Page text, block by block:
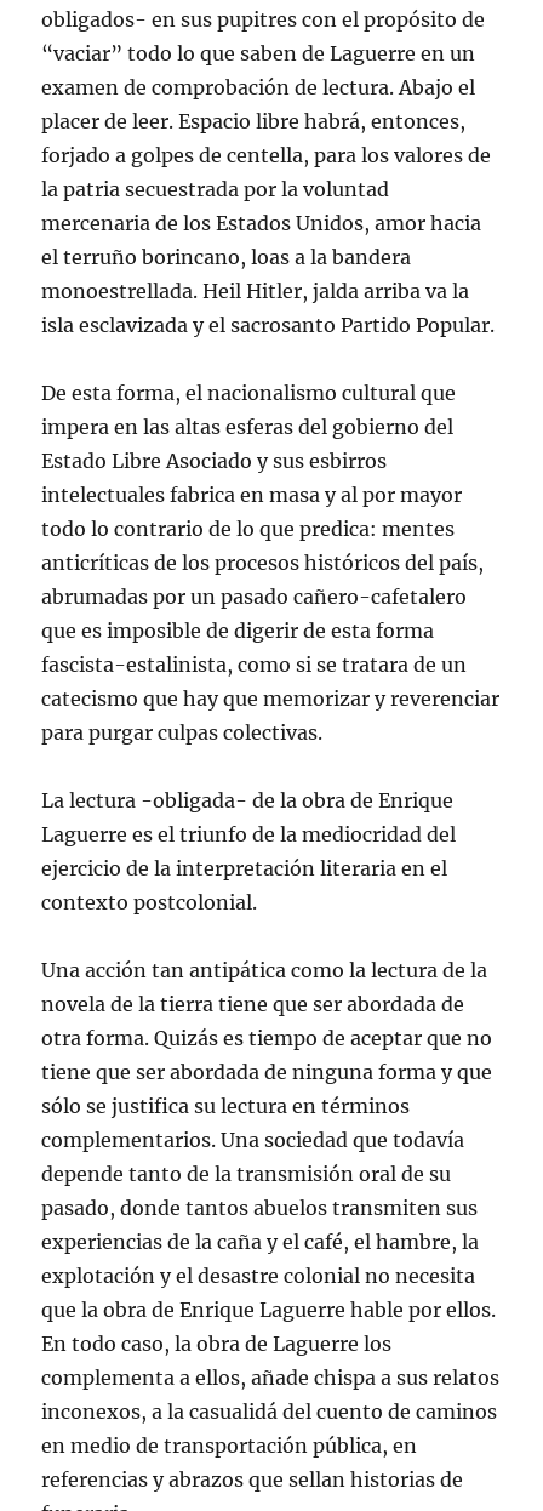
obligados- en sus pupitres con el propósito de
“vaciar” todo lo que saben de Laguerre en un
examen de comprobación de lectura. Abajo el
placer de leer. Espacio libre habrá, entonces,
forjado a golpes de centella, para los valores de
la patria secuestrada por la voluntad
mercenaria de los Estados Unidos, amor hacia
el terruño borincano, loas a la bandera
monoestrellada. Heil Hitler, jalda arriba va la
isla esclavizada y el sacrosanto Partido Popular.
De esta forma, el nacionalismo cultural que
impera en las altas esferas del gobierno del
Estado Libre Asociado y sus esbirros
intelectuales fabrica en masa y al por mayor
todo lo contrario de lo que predica: mentes
anticríticas de los procesos históricos del país,
abrumadas por un pasado cañero-cafetalero
que es imposible de digerir de esta forma
fascista-estalinista, como si se tratara de un
catecismo que hay que memorizar y reverenciar
para purgar culpas colectivas.
La lectura -obligada- de la obra de Enrique
Laguerre es el triunfo de la mediocridad del
ejercicio de la interpretación literaria en el
contexto postcolonial.
Una acción tan antipática como la lectura de la
novela de la tierra tiene que ser abordada de
otra forma. Quizás es tiempo de aceptar que no
tiene que ser abordada de ninguna forma y que
sólo se justifica su lectura en términos
complementarios. Una sociedad que todavía
depende tanto de la transmisión oral de su
pasado, donde tantos abuelos transmiten sus
experiencias de la caña y el café, el hambre, la
explotación y el desastre colonial no necesita
que la obra de Enrique Laguerre hable por ellos.
En todo caso, la obra de Laguerre los
complementa a ellos, añade chispa a sus relatos
inconexos, a la casualidá del cuento de caminos
en medio de transportación pública, en
referencias y abrazos que sellan historias de